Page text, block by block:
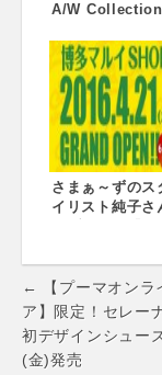
A/W Collection
DANCER”
さまぁ～ずのス
イリスト純子さ
初店舗6ヶ月間
オープン
以上お買い上げ
オープン記念限
シャツプレゼン
ト！
Post
navigation
← 【プーマオンラ
ア】限定！セレー
初デザインシュー
(金)発売